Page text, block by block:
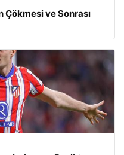
Çökmesi ve Sonrası